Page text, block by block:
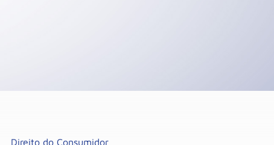
Direito do Consumidor